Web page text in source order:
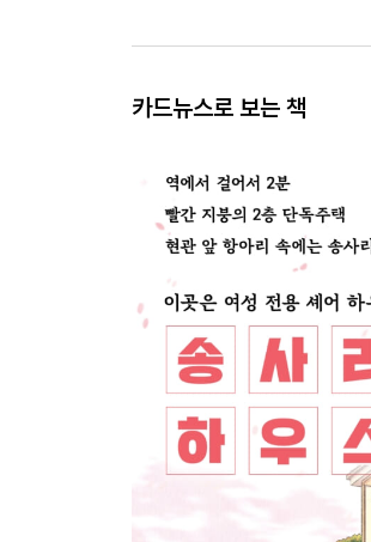
카드뉴스로 보는 책